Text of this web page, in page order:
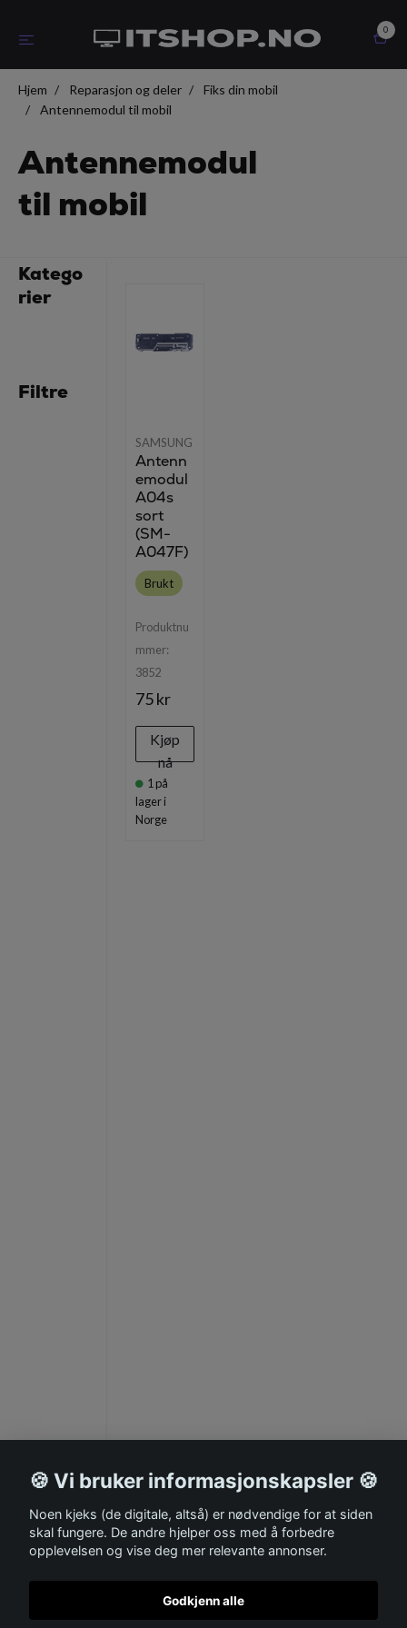
0
Hjem Reparasjon og deler
Fiks din mobil
Antennemodul til mobil
Antennemodul
til mobil
Katego
rier
Filtre
SAMSUNG
Antenn
emodul
A04s
sort
(SM-
A047F)
Brukt
Produktnu
mmer:
3852
75 kr
Kjøp
nå
1 på
lager i
Norge
🍪 Vi bruker informasjonskapsler 🍪
Noen kjeks (de digitale, altså) er nødvendige for at siden
skal fungere. De andre hjelper oss med å forbedre
opplevelsen og vise deg mer relevante annonser.
Godkjenn alle